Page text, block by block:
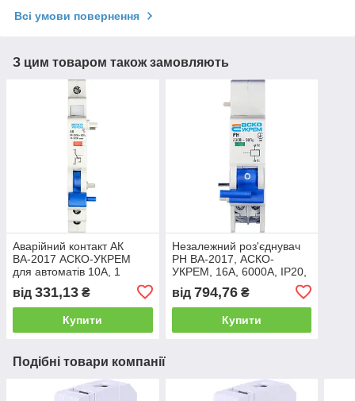
Всі умови повернення
З цим товаром також замовляють
Аварійний контакт АК
ВА-2017 АСКО-УКРЕМ
для автоматів 10А, 1
від 331,13 ₴
Купити
Незалежний роз'єднувач
РН ВА-2017, АСКО-
УКРЕМ, 16А, 6000А, IP20,
від 794,76₴
Купити
Подібні товари компанії